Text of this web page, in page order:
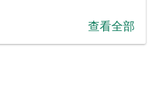
查看全部